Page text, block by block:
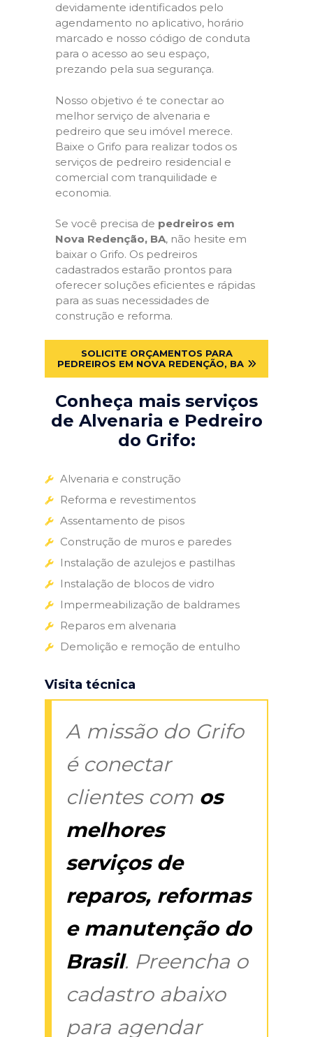
devidamente identificados pelo
agendamento no aplicativo, horário
marcado e nosso código de conduta
para o acesso ao seu espaço,
prezando pela sua segurança.
Nosso objetivo é te conectar ao
melhor serviço de alvenaria e
pedreiro que seu imóvel merece.
Baixe o Grifo para realizar todos os
serviços de pedreiro residencial e
comercial com tranquilidade e
economia.
Se você precisa de pedreiros em
Nova Redenção, BA, não hesite em
baixar o Grifo. Os pedreiros
cadastrados estarão prontos para
oferecer soluções eficientes e rápidas
para as suas necessidades de
construção e reforma.
SOLICITE ORÇAMENTOS PARA
PEDREIROS EM NOVA REDENÇÃO, BA
Conheça mais serviços
de Alvenaria e Pedreiro
do Grifo:
Alvenaria e construção
Reforma e revestimentos
Assentamento de pisos
Construção de muros e paredes
Instalação de azulejos e pastilhas
Instalação de blocos de vidro
Impermeabilização de baldrames
Reparos em alvenaria
Demolição e remoção de entulho
Visita técnica
A missão do Grifo
é conectar
clientes com os
melhores
serviços de
reparos, reformas
e manutenção do
Brasil. Preencha o
cadastro abaixo
para agendar